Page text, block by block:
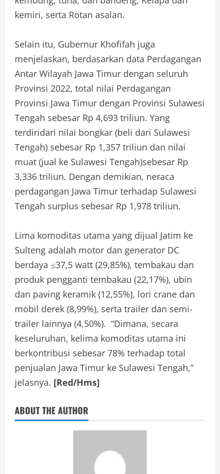
kemiri, serta Rotan asalan.
Selain itu, Gubernur Khofifah juga
menjelaskan, berdasarkan data Perdagangan
Antar Wilayah Jawa Timur dengan seluruh
Provinsi 2022, total nilai Perdagangan
Provinsi Jawa Timur dengan Provinsi Sulawesi
Tengah sebesar Rp 4,693 triliun. Yang
terdiridari nilai bongkar (beli dari Sulawesi
Tengah) sebesar Rp 1,357 triliun dan nilai
muat (jual ke Sulawesi Tengah)sebesar Rp
3,336 triliun. Dengan demikian, neraca
perdagangan Jawa Timur terhadap Sulawesi
Tengah surplus sebesar Rp 1,978 triliun.
Lima komoditas utama yang dijual Jatim ke
Sulteng adalah motor dan generator DC
berdaya ≤37,5 watt (29,85%), tembakau dan
produk pengganti tembakau (22,17%), ubin
dan paving keramik (12,55%), lori crane dan
mobil derek (8,99%), serta trailer dan semi-
trailer lainnya (4,50%). “Dimana, secara
keseluruhan, kelima komoditas utama ini
berkontribusi sebesar 78% terhadap total
penjualan Jawa Timur ke Sulawesi Tengah,”
jelasnya. [Red/Hms]
ABOUT THE AUTHOR